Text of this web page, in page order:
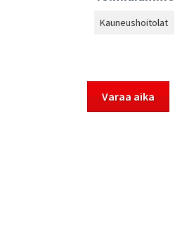
Kauneushoitolat
Varaa aika